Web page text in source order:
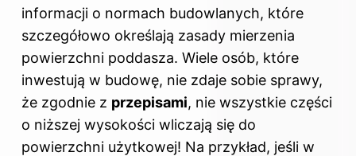
informacji o normach budowlanych, które
szczegółowo określają zasady mierzenia
powierzchni poddasza. Wiele osób, które
inwestują w budowę, nie zdaje sobie sprawy,
że zgodnie z przepisami, nie wszystkie części
o niższej wysokości wliczają się do
powierzchni użytkowej! Na przykład, jeśli w